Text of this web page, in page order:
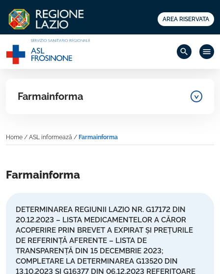
AREA RISERVATA
search menu
Farmainforma
Home / ASL informează / Farmainforma
Farmainforma
DETERMINAREA REGIUNII LAZIO NR. G17172 DIN
20.12.2023 – LISTA MEDICAMENTELOR A CĂROR
ACOPERIRE PRIN BREVET A EXPIRAT ȘI PREȚURILE
DE REFERINȚĂ AFERENTE – LISTA DE
TRANSPARENȚĂ DIN 15 DECEMBRIE 2023;
COMPLETARE LA DETERMINAREA G13520 DIN
13.10.2023 ȘI G16377 DIN 06.12.2023 REFERITOARE